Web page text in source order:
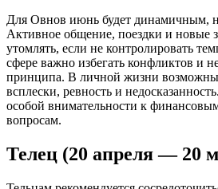
Для Овнов июнь будет динамичным,
Активное общение, поездки и новые
утомлять, если не контролировать
сфере важно избегать конфликтов и
принципа. В личной жизни
всплески, ревность и
особой внимательности к
вопросам.
Телец (20 апреля — 20